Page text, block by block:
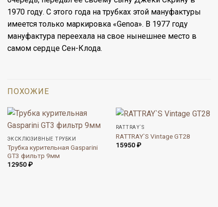
1970 году. С этого года на трубках этой мануфактуры
имеется только маркировка «Genoa». В 1977 году
мануфактура переехала на свое нынешнее место в
самом сердце Сен-Клода.
ПОХОЖИЕ
ЭКСКЛЮЗИВНЫЕ ТРУБКИ
Трубка курительная Gasparini
GT3 фильтр 9мм
12950₽
RATTRAY`S
RATTRAY`S Vintage GT28
15950₽